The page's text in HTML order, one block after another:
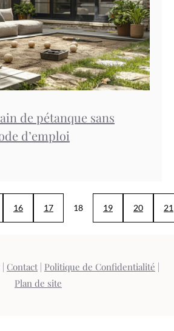
de pétanque sans
d’emploi
16 17 18 19 20 21
Contact| Politique de Confidentialité
Plan de site